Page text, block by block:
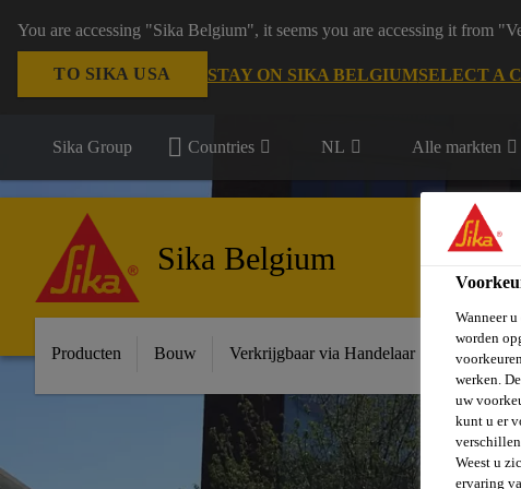
You are accessing "Sika Belgium", it seems you are accessing it from
TO SIKA USA STAY ON SIKA BELGIUMSELECT A
Sika Group Countries NL Alle markten
Sika Belgium
Producten Bouw Verkrijgbaar via Handelaar Industrie
Wanneer
worden
werken.
uw
kunt u er
Weest u
ervaring